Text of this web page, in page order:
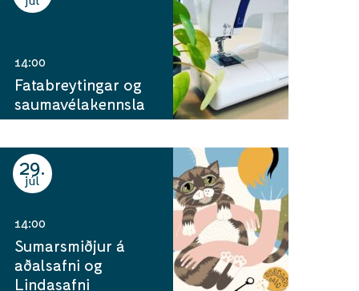
14:00
Fatabreytingar og
saumavélakennsla
29
júl
14:00
Sumarsmiðjur á
aðalsafni og
Lindasafni